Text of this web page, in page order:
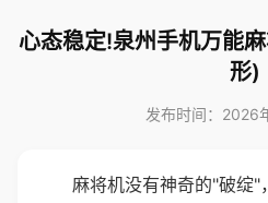
心态稳定!泉州手机万能
形)
发布时间：2026
麻将机没有神奇的"破绽"